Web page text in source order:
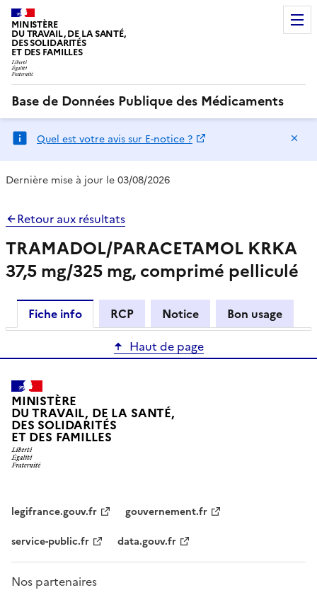
MINISTÈRE
DU TRAVAIL, DE LA SANTÉ,
DES SOLIDARITÉS
ET DES FAMILLES
Base de Données Publique des Médicaments
Quel est votre avis sur E-notice ?
Dernière mise à jour le 03/08/2026
Retour aux résultats
TRAMADOL/PARACETAMOL KRKA
37,5 mg/325 mg, comprimé pelliculé
Fiche info RCP Notice
Bon usage
Haut de page
MINISTÈRE
DU TRAVAIL, DE LA SANTÉ,
DES SOLIDARITÉS
ET DES FAMILLES
legifrance.gouv.fr
gouvernement.fr
service-public.fr
data.gouv.fr
Nos partenaires